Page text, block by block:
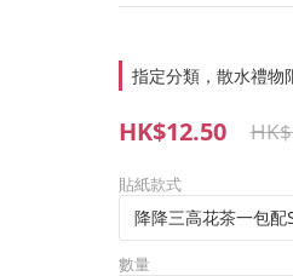
指定分類，散水禮物
HK$12.50
貼紙款式
數量